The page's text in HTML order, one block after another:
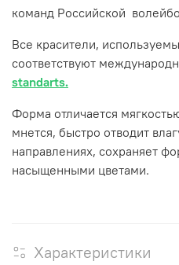
команд Российской
Все красители,
соответствуют
standarts.
Форма отличается
мнется, быстро отводит
направлениях, сохраняет
насыщенными цветами.
Характеристики